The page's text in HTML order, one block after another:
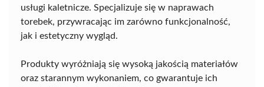
usługi kaletnicze. Specjalizuje się w naprawach
torebek, przywracając im zarówno funkcjonalność,
jak i estetyczny wygląd.
Produkty wyróżniają się wysoką jakością materiałów
oraz starannym wykonaniem, co gwarantuje ich